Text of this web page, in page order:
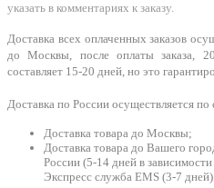
указать в комментариях к заказу.
Доставка всех оплаченных заказов
до Москвы, после оплаты заказа,
составляет 15-20 дней, но это
Доставка по России осуществляется
Доставка товара до Москвы;
Доставка товара до Вашего
России (5-14 дней в
Экспресс служба EMS (3-7